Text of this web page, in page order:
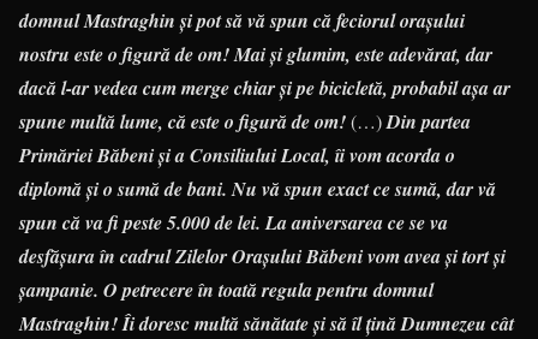
domnul Mastraghin și pot să vă spun că feciorul orașului
nostru este o figură de om! Mai și glumim, este adevărat, dar
dacă l-ar vedea cum merge chiar și pe bicicletă, probabil așa ar
spune multă lume, că este o figură de om!(…)Din partea
Primăriei Băbeni și a Consiliului Local, îi vom acorda o
diplomă și o sumă de bani. Nu vă spun exact ce sumă, dar vă
spun că va fi peste 5.000 de lei. La aniversarea ce se va
desfășura în cadrul Zilelor Orașului Băbeni vom avea și tort și
șampanie. O petrecere în toată regula pentru domnul
Mastraghin! Îi doresc multă sănătate și să îl țină Dumnezeu cât